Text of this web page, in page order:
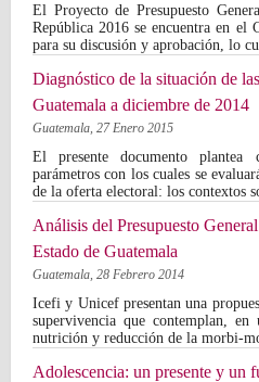
El Proyecto de Presupuesto
República 2016 se encuentra en el
para su discusión y aprobación, lo
Diagnóstico de la situación de
Guatemala a diciembre de 2014
Guatemala, 27 Enero 2015
El presente documento plantea
parámetros con los cuales se
de la oferta electoral: los contextos
Análisis del Presupuesto
Estado de Guatemala
Guatemala, 28 Febrero 2014
Icefi y Unicef presentan una
supervivencia que contemplan,
nutrición y reducción de la morbi-
Adolescencia: un presente y un